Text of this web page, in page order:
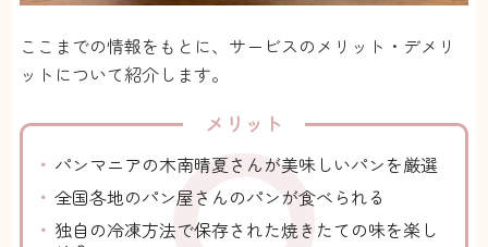
ここまでの情報をもとに、サービスのメリット・デメリ
ットについて紹介します。
メリット
パンマニアの木南晴夏さんが美味しいパンを厳選
全国各地のパン屋さんのパンが食べられる
独自の冷凍方法で保存された焼きたての味を楽し